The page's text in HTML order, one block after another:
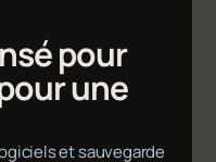
pour
une
et sauvegarde